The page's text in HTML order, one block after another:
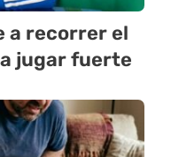
a recorrer el
jugar fuerte